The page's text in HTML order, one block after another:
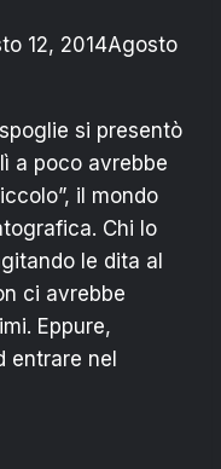
12, 2014Agosto
si presentò
a poco avrebbe
il mondo
Chi lo
le dita al
ci avrebbe
Eppure,
entrare nel